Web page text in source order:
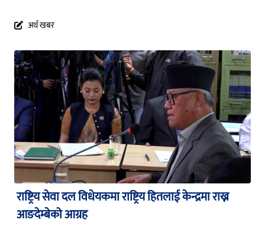
अर्थ खबर
राष्ट्रिय सेवा दल विधेयकमा राष्ट्रिय हितलाई केन्द्रमा राख्न
आङदेम्बेको आग्रह